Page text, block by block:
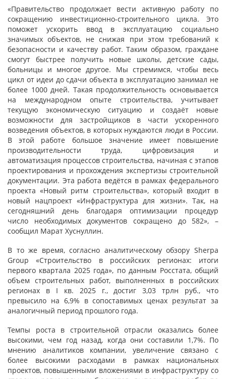
«Правительство продолжает вести активную работу по
сокращению инвестиционно-строительного цикла. Это
поможет ускорить ввод в эксплуатацию социально
значимых объектов, не снижая при этом требований к
безопасности и качеству работ. Таким образом, граждане
смогут быстрее получить новые школы, детские сады,
больницы и многое другое. Мы стремимся, чтобы весь
цикл от идеи до сдачи объекта в эксплуатацию занимал не
более 1000 дней. Такая продолжительность основывается
на международном опыте строительства, учитывает
текущую экономическую ситуацию и создаёт новые
возможности для застройщиков в части ускоренного
возведения объектов, в которых нуждаются люди в России.
В этой работе большое значение имеет повышение
производительности труда, цифровизация и
автоматизация процессов строительства, начиная с этапов
проектирования и прохождения экспертизы строительной
документации. Эта работа ведётся в рамках федерального
проекта «Новый ритм строительства», который входит в
новый нацпроект «Инфраструктура для жизни». Так, на
сегодняшний день благодаря оптимизации процедур
число необходимых документов сокращено до 582», –
сообщил Марат Хуснуллин.
В то же время, согласно аналитическому обзору Sherpa
Group «Строительство в российских регионах: итоги
первого квартала 2025 года», по данным Росстата, общий
объем строительных работ, выполненных в российских
регионах в I кв. 2025 г., достиг 3,03 трлн руб., что
превысило на 6,9% в сопоставимых ценах результат за
аналогичный период прошлого года.
Темпы роста в строительной отрасли оказались более
высокими, чем год назад, когда они составили 1,7%. По
мнению аналитиков компании, увеличение связано с
более высокими расходами в рамках национальных
проектов, повышенными вложениями в инфраструктуру со